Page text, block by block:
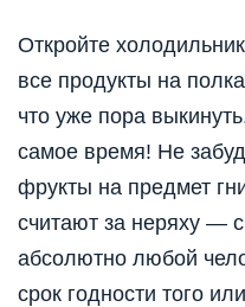
Откройте
все продукты на
что уже пора
самое время! Не
фрукты на предмет
считают за неряху —
абсолютно любой
срок годности того